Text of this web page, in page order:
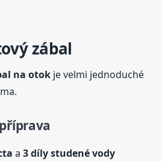
zábal
na otok je velmi jednoduché
a3 díly studené vody